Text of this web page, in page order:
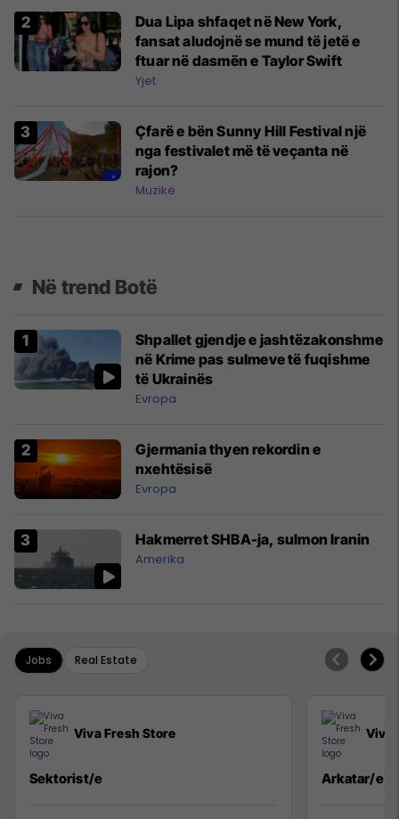
Dua Lipa shfaqet në New York,
fansat aludojnë se mund të jetë e
ftuar në dasmën e Taylor Swift
Yjet
Çfarë e bën Sunny Hill Festival një
nga festivalet më të veçanta në
rajon?
Muzikë
Në trend Botë
Shpallet gjendje e jashtëzakonshme
në Krime pas sulmeve të fuqishme
të Ukrainës
Evropa
Gjermania thyen rekordin e
nxehtësisë
Evropa
Hakmerret SHBA-ja, sulmon Iranin
Amerika
Jobs Real Estate
Viva Fresh Store
Sektorist/e
Viva
Arkatar/e